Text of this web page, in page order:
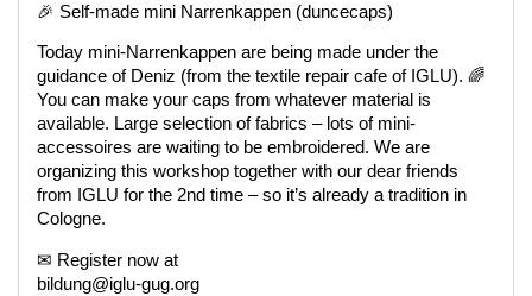
🎉 Self-made mini Narrenkappen (duncecaps)
Today mini-Narrenkappen are being made under the
guidance of Deniz (from the textile repair cafe of IGLU). 🌈
You can make your caps from whatever material is
available. Large selection of fabrics – lots of mini-
accessoires are waiting to be embroidered. We are
organizing this workshop together with our dear friends
from IGLU for the 2nd time – so it’s already a tradition in
Cologne.
✉ Register now at
bildung@iglu-gug.org